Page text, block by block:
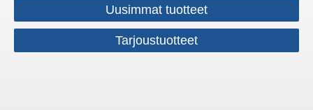
Uusimmat tuotteet
Tarjoustuotteet